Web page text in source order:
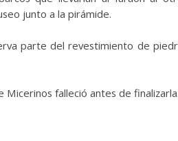
junto a la pirámide.
parte del revestimiento de
Micerinos falleció antes de finalizarla.